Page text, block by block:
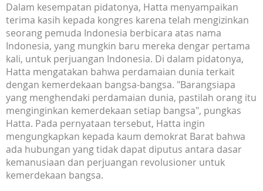
Dalam kesempatan pidatonya, Hatta menyampaikan
terima kasih kepada kongres karena telah mengizinkan
seorang pemuda Indonesia berbicara atas nama
Indonesia, yang mungkin baru mereka dengar pertama
kali, untuk perjuangan Indonesia. Di dalam pidatonya,
Hatta mengatakan bahwa perdamaian dunia terkait
dengan kemerdekaan bangsa-bangsa. "Barangsiapa
yang menghendaki perdamaian dunia, pastilah orang itu
menginginkan kemerdekaan setiap bangsa", pungkas
Hatta. Pada pernyataan tersebut, Hatta ingin
mengungkapkan kepada kaum demokrat Barat bahwa
ada hubungan yang tidak dapat diputus antara dasar
kemanusiaan dan perjuangan revolusioner untuk
kemerdekaan bangsa.